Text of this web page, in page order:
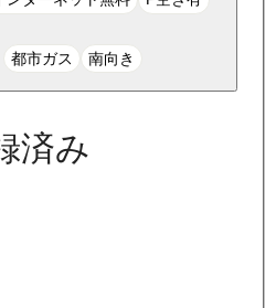
都市ガス 南向き
済み